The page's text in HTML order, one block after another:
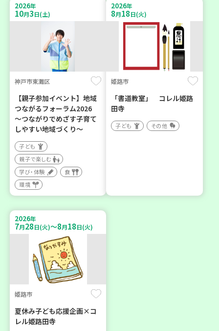
2026年
10月3日(土)
神戸市東灘区
【親子参加イベント】地域
つながるフォーラム2026
～つながりでめざす子育て
しやすい地域づくり～
子ども
親子で楽しむ
学び・体験
食
環境
2026年
8月18日(火)
姫路市
「書道教室」 コレル姫路
田寺
子ども その他
2026年
7月28日(火)～8月18日(火)
姫路市
夏休み子ども応援企画×コ
レル姫路田寺